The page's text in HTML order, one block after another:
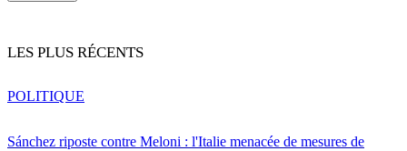
LES PLUS RÉCENTS
Sánchez riposte contre Meloni : l'Italie menacée de mesures de
POLITIQUE